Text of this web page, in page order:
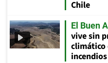
Chile
El Buen
vive sin
climático